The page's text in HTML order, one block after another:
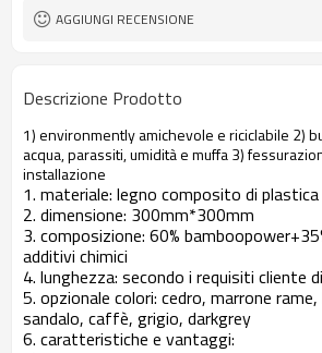
AGGIUNGI RECENSIONE
Descrizione Prodotto
1) environmently amichevole e riciclabile 2)
acqua, parassiti, umidità e muffa 3)
installazione
1. materiale: legno composito di plastica
2. dimensione: 300mm*300mm
3. composizione: 60%
additivi chimici
4. lunghezza: secondo i requisiti cliente di
5. opzionale colori: cedro, marrone
sandalo, caffè, grigio, darkgrey
6. caratteristiche e vantaggi: